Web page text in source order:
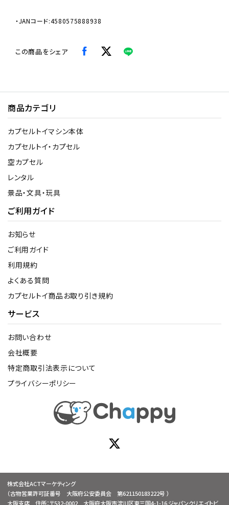
・JANコード:4580575888938
この商品をシェア
商品カテゴリ
カプセルトイマシン本体
カプセルトイ・カプセル
空カプセル
レンタル
景品・文具・玩具
ご利用ガイド
お知らせ
ご利用ガイド
利用規約
よくある質問
カプセルトイ商品お取り引き規約
サービス
お問い合わせ
会社概要
特定商取引法表示について
プライバシーポリシー
株式会社ACTマーケティング
（古物営業許可証番号 大阪府公安委員会 第621150183222号 ）
大阪支店 住所：〒532-0002 大阪府大阪市淀川区東三国4-1-16 ジャパンクリエイトビ